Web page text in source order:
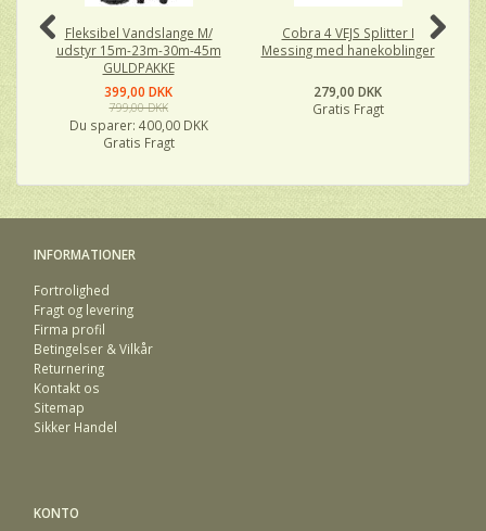
Fleksibel Vandslange M/
udstyr 15m-23m-30m-45m
GULDPAKKE
399,00 DKK
799,00 DKK
Du sparer: 400,00 DKK
Gratis Fragt
Cobra 4 VEJS Splitter I
Messing med hanekoblinger
279,00 DKK
Gratis Fragt
INFORMATIONER
Fortrolighed
Fragt og levering
Firma profil
Betingelser & Vilkår
Returnering
Kontakt os
Sitemap
Sikker Handel
KONTO